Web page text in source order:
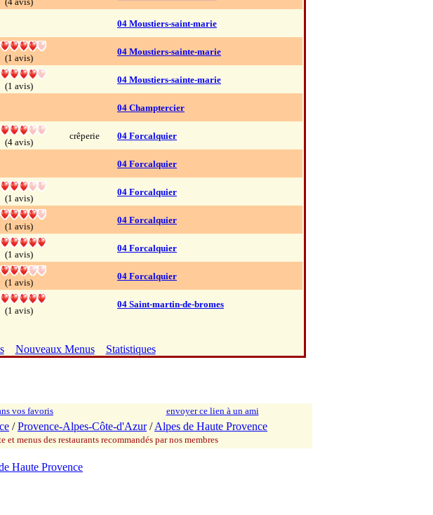
04 Moustiers-saint-marie
(1 avis)
04 Moustiers-sainte-marie
(1 avis)
04 Moustiers-sainte-marie
04 Champtercier
(4 avis)
crêperie 04 Forcalquier
04 Forcalquier
(1 avis)
04 Forcalquier
(1 avis)
04 Forcalquier
(1 avis)
04 Forcalquier
(1 avis)
04 Forcalquier
(1 avis)
04 Saint-martin-de-bromes
Nouveaux Menus Statistiques
vos favoris envoyer ce lien à un ami
/Provence-Alpes-Côte-d'Azur/Alpes de Haute Provence
et menus des restaurants recommandés par nos membres
Haute Provence